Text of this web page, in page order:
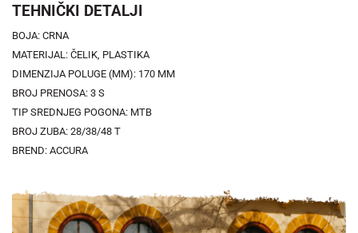
TEHNIČKI DETALJI
BOJA: CRNA
MATERIJAL: ČELIK, PLASTIKA
DIMENZIJA POLUGE (MM): 170 MM
BROJ PRENOSA: 3 S
TIP SREDNJEG POGONA: MTB
BROJ ZUBA: 28/38/48 T
BREND: ACCURA